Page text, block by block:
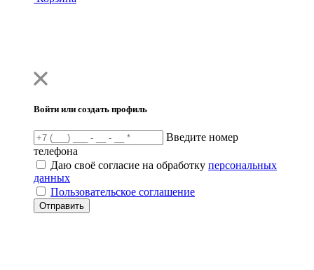
Войти или создать профиль
Введите номер
телефона
Даю своё согласие на обработку персональных
данных
Пользовательское соглашение
Отправить